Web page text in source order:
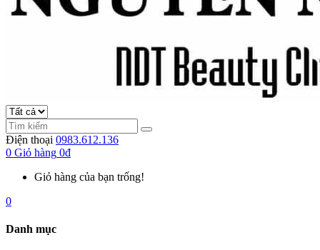
Điện thoại 0983.612.136
0 Giỏ hàng 0đ
Giỏ hàng của bạn trống!
0
Danh mục